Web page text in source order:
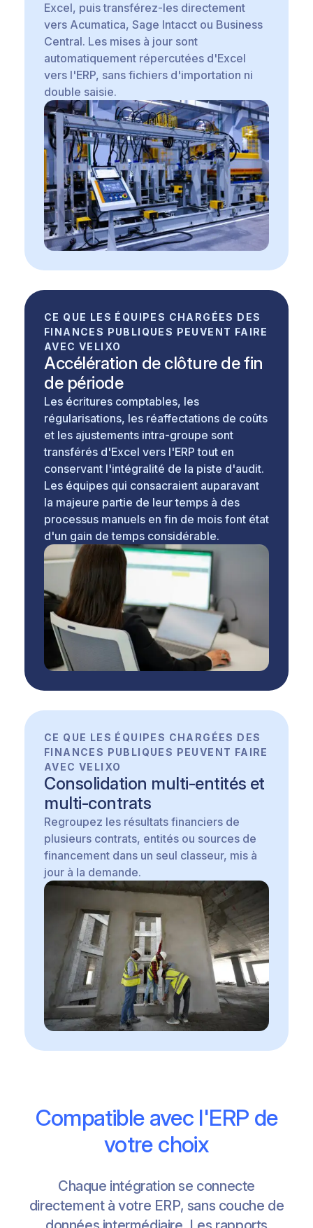
Excel, puis transférez-les directement
vers Acumatica, Sage Intacct ou Business
Central. Les mises à jour sont
automatiquement répercutées d'Excel
vers l'ERP, sans fichiers d'importation ni
double saisie.
CE QUE LES ÉQUIPES CHARGÉES DES
FINANCES PUBLIQUES PEUVENT FAIRE
AVEC VELIXO
Accélération de clôture de fin
de période
Les écritures comptables, les
régularisations, les réaffectations de coûts
et les ajustements intra-groupe sont
transférés d'Excel vers l'ERP tout en
conservant l'intégralité de la piste d'audit.
Les équipes qui consacraient auparavant
la majeure partie de leur temps à des
processus manuels en fin de mois font état
d'un gain de temps considérable.
CE QUE LES ÉQUIPES CHARGÉES DES
FINANCES PUBLIQUES PEUVENT FAIRE
AVEC VELIXO
Consolidation multi-entités et
multi-contrats
Regroupez les résultats financiers de
plusieurs contrats, entités ou sources de
financement dans un seul classeur, mis à
jour à la demande.
Compatible avec l'ERP de
votre choix
Chaque intégration se connecte
directement à votre ERP, sans couche de